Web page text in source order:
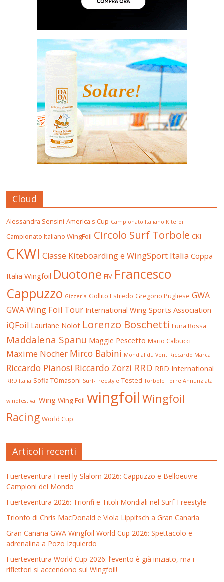
Cloud
Alessandra Sensini America's Cup Campionato Italiano Kitefoil
Campionato Italiano WingFoil Circolo Surf Torbole CKI
CKWI Classe Kiteboarding e WingSport Italia Coppa
Italia Wingfoil Duotone FIV Francesco
Cappuzzo Gizzeria Gollito Estredo Gregorio Pugliese GWA
GWA Wing Foil Tour International Wing Sports Association
iQFoil Lauriane Nolot Lorenzo Boschetti Luna Rossa
Maddalena Spanu Maggie Pescetto Mario Calbucci
Maxime Nocher Mirco Babini Mondial du Vent Riccardo Marca
Riccardo Pianosi Riccardo Zorzi RRD RRD International
RRD Italia Sofia TOmasoni Surf-Freestyle Tested Torbole Torre Annunziata
windfestival Wing Wing-Foil wingfoil Wingfoil
Racing World Cup
Articoli recenti
Fuerteventura FreeFly-Slalom 2026: Cappuzzo e Belloeuvre
Campioni del Mondo
Fuerteventura 2026: Trionfi e Titoli Mondiali nel Surf-Freestyle
Trionfo di Chris MacDonald e Viola Lippitsch a Gran Canaria
Gran Canaria GWA Wingfoil World Cup 2026: Spettacolo e
adrenalina a Pozo Izquierdo
Fuerteventura World Cup 2026: l’evento è già iniziato, ma i
riflettori si accendono sul Wingfoil!